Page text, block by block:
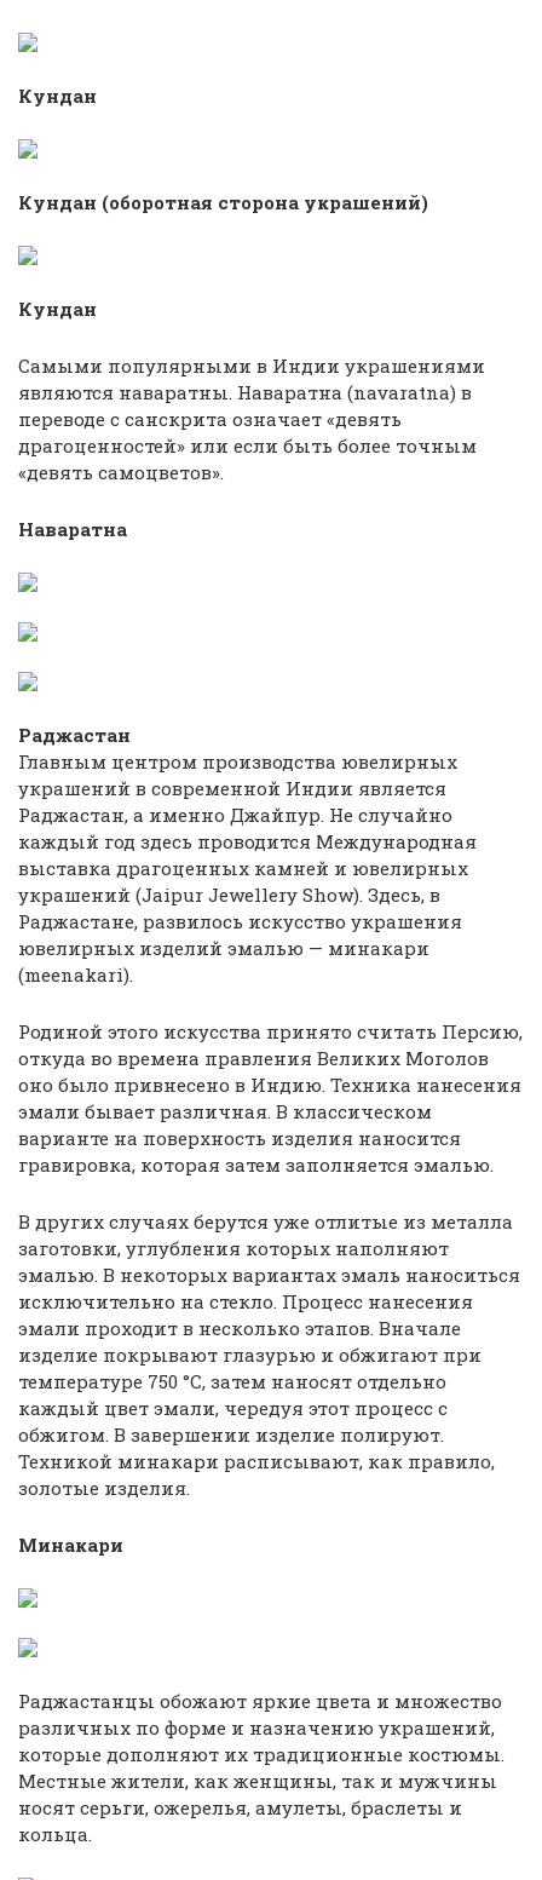
Кундан
Кундан (оборотная сторона украшений)
Кундан
Самыми популярными в Индии украшениями
являются наваратны. Наваратна (navaratna) в
переводе с санскрита означает «девять
драгоценностей» или если быть более точным
«девять самоцветов».
Наваратна
Раджастан
Главным центром производства ювелирных
украшений в современной Индии является
Раджастан, а именно Джайпур. Не случайно
каждый год здесь проводится Международная
выставка драгоценных камней и ювелирных
украшений (Jaipur Jewellery Show). Здесь, в
Раджастане, развилось искусство украшения
ювелирных изделий эмалью — минакари
(meenakari).
Родиной этого искусства принято считать Персию,
откуда во времена правления Великих Моголов
оно было привнесено в Индию. Техника нанесения
эмали бывает различная. В классическом
варианте на поверхность изделия наносится
гравировка, которая затем заполняется эмалью.
В других случаях берутся уже отлитые из металла
заготовки, углубления которых наполняют
эмалью. В некоторых вариантах эмаль наноситься
исключительно на стекло. Процесс нанесения
эмали проходит в несколько этапов. Вначале
изделие покрывают глазурью и обжигают при
температуре 750 °C, затем наносят отдельно
каждый цвет эмали, чередуя этот процесс с
обжигом. В завершении изделие полируют.
Техникой минакари расписывают, как правило,
золотые изделия.
Минакари
Раджастанцы обожают яркие цвета и множество
различных по форме и назначению украшений,
которые дополняют их традиционные костюмы.
Местные жители, как женщины, так и мужчины
носят серьги, ожерелья, амулеты, браслеты и
кольца.